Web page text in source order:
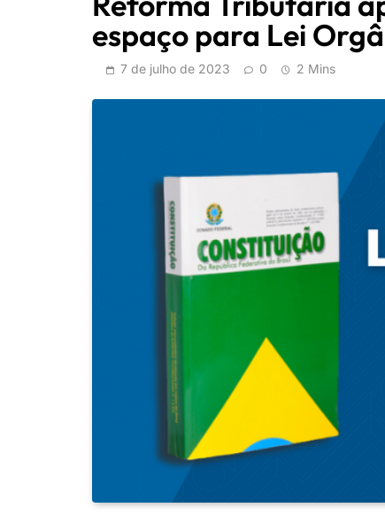
espaço para Lei
7 de julho de 2023 0 2 Mins